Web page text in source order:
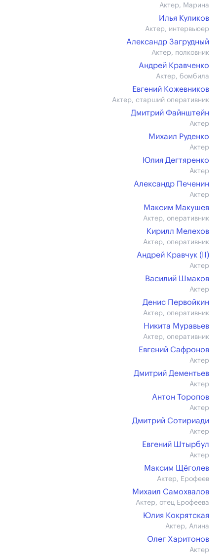
Актер, Марина
Илья Куликов
Актер, интервьюер
Александр Загрудный
Актер, полковник
Андрей Кравченко
Актер, бомбила
Евгений Кожевников
Актер, старший оперативник
Дмитрий Файнштейн
Актер
Михаил Руденко
Актер
Юлия Дегтяренко
Актер
Александр Печенин
Актер
Максим Макушев
Актер, оперативник
Кирилл Мелехов
Актер, оперативник
Андрей Кравчук (II)
Актер
Василий Шмаков
Актер
Денис Первойкин
Актер, оперативник
Никита Муравьев
Актер, оперативник
Евгений Сафронов
Актер
Дмитрий Дементьев
Актер
Антон Торопов
Актер
Дмитрий Сотириади
Актер
Евгений Штырбул
Актер
Максим Щёголев
Актер, Ерофеев
Михаил Самохвалов
Актер, отец Ерофеева
Юлия Кокрятская
Актер, Алина
Олег Харитонов
Актер